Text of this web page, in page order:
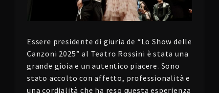
Essere presidente di giuria de “Lo Show delle
Canzoni 2025” al Teatro Rossini è stata una
grande gioia e un autentico piacere. Sono
stato accolto con affetto, professionalità e
una cordialità che ha reso questa esperienza